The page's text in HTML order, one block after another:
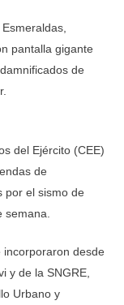
pantalla gigante
de
del Ejército (CEE)
de
por el sismo de
incorporaron desde
y de la SNGRE,
Urbano y